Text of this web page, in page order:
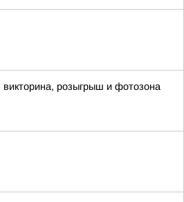
розыгрыш и фотозона